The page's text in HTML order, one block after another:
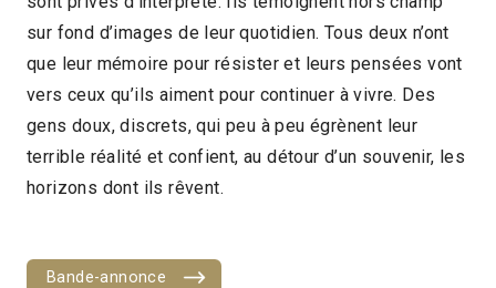
sur fond d’images de leur quotidien. Tous deux n’ont
que leur mémoire pour résister et leurs pensées vont
vers ceux qu’ils aiment pour continuer à vivre. Des
gens doux, discrets, qui peu à peu égrènent leur
terrible réalité et confient, au détour d’un souvenir, les
horizons dont ils rêvent.
Bande-annonce